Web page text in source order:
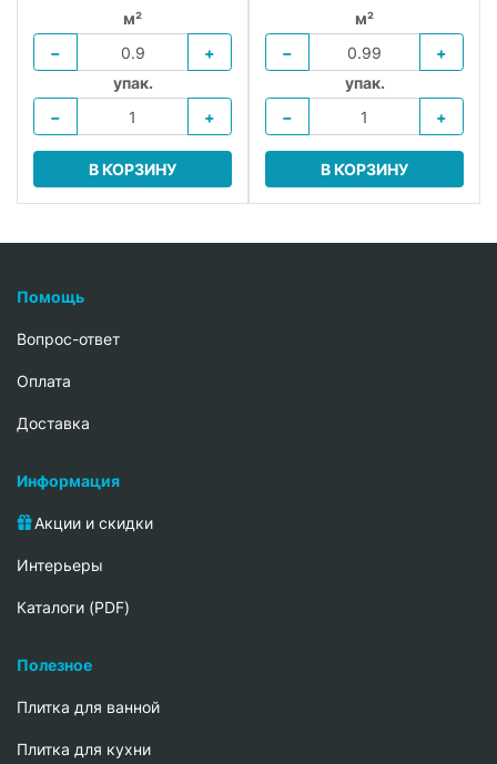
м²
−
+
упак.
−
+
В КОРЗИНУ
м²
−
+
упак.
−
+
В КОРЗИНУ
Помощь
Вопрос-ответ
Oплата
Доставка
Информация
Акции и скидки
Интерьеры
Каталоги (PDF)
Полезное
Плитка для ванной
Плитка для кухни